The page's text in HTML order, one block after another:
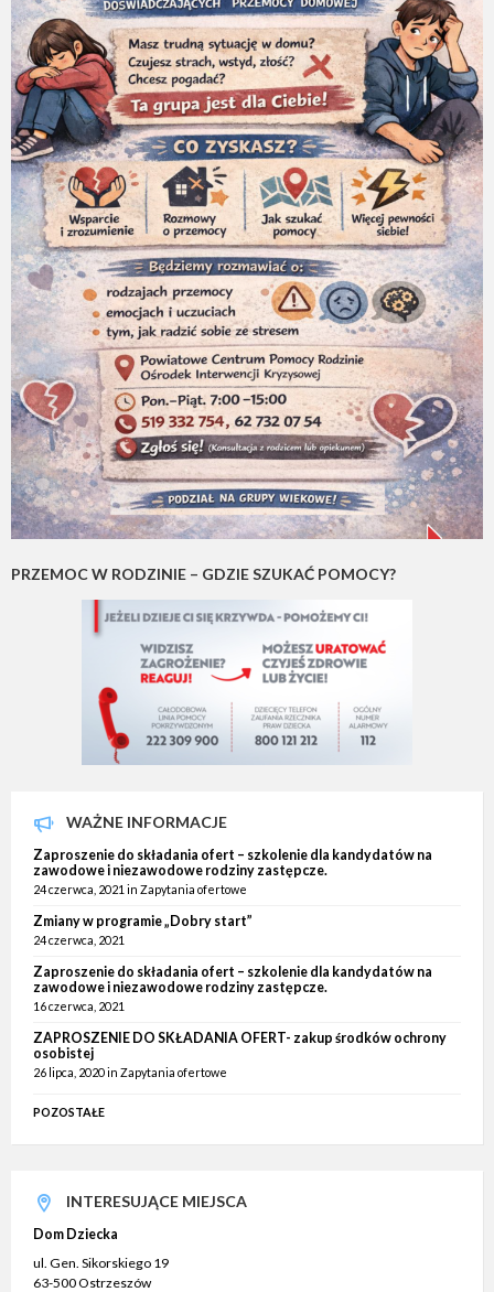
PRZEMOC W RODZINIE – GDZIE SZUKAĆ POMOCY?
WAŻNE INFORMACJE
Zaproszenie do składania ofert – szkolenie dla kandydatów na
zawodowe i niezawodowe rodziny zastępcze.
24 czerwca, 2021 in Zapytania ofertowe
Zmiany w programie „Dobry start”
24 czerwca, 2021
Zaproszenie do składania ofert – szkolenie dla kandydatów na
zawodowe i niezawodowe rodziny zastępcze.
16 czerwca, 2021
ZAPROSZENIE DO SKŁADANIA OFERT- zakup środków ochrony
osobistej
26 lipca, 2020in Zapytania ofertowe
POZOSTAŁE
INTERESUJĄCE MIEJSCA
Dom Dziecka
ul. Gen. Sikorskiego 19
63-500 Ostrzeszów